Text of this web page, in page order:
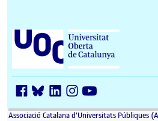
Universitat Oberta de Catalunya (UOC)
Associació Catalana d'Universitats Públiques